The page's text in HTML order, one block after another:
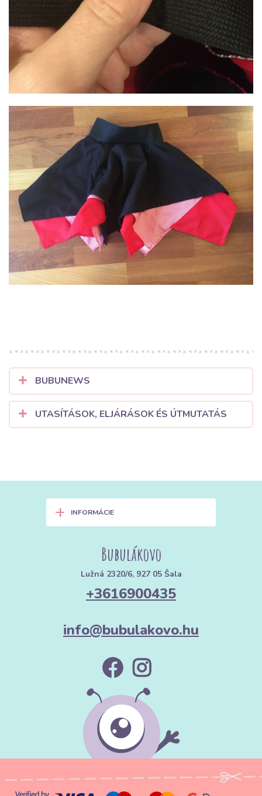
BUBUNEWS
UTASÍTÁSOK, ELJÁRÁSOK ÉS ÚTMUTATÁS
+ INFORMÁCIE
Bubulákovo
Lužná 2320/6, 927 05 Šala
+3616900435
info@bubulakovo.hu